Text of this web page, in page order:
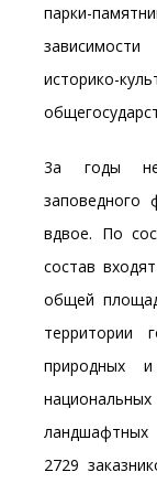
парки-
историко-
3а годы
заповедного
вдвое. По
состав
общей
территории
природных
2729